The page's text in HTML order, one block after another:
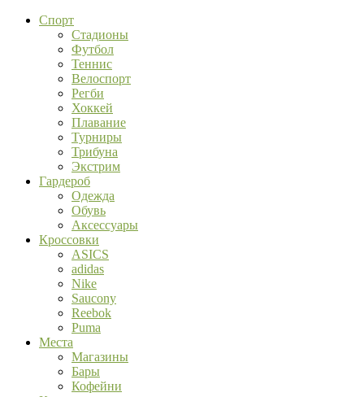
Спорт
Стадионы
Футбол
Теннис
Велоспорт
Регби
Хоккей
Плавание
Турниры
Трибуна
Экстрим
Гардероб
Одежда
Обувь
Аксессуары
Кроссовки
ASICS
adidas
Nike
Saucony
Reebok
Puma
Места
Магазины
Бары
Кофейни